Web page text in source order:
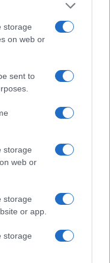
storage
on web or
sent to
storage
web or
storage
or app.
storage
Επόμενο άρθρο
KIA EV3: Παγκόσμιο